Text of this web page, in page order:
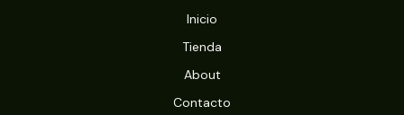
Inicio
Tienda
About
Contacto